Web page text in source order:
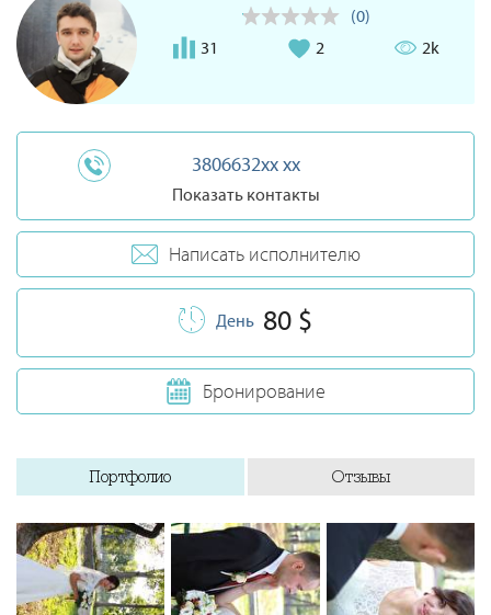
(0)
31
2 2k
3806632xx xx
Показать контакты
Написать исполнителю
День 80 $
Бронирование
Портфолио Отзывы